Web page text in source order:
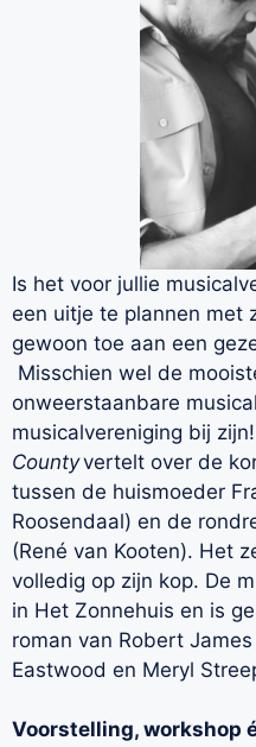
Is het voor jullie
een uitje te plannen met
gewoon toe aan een
Misschien wel de
onweerstaanbare
musicalvereniging bij zijn!
Countyvertelt over de
tussen de huismoeder
Roosendaal) en de
(René van Kooten). Het
volledig op zijn kop. De
in Het Zonnehuis en is
roman van Robert James
Eastwood en Meryl
Voorstelling, workshop